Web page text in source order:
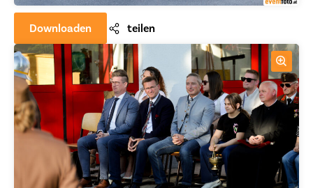
Downloaden teilen